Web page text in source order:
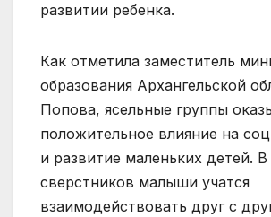
развитии ребенка.
Как отметила заместитель
образования Архангельской
Попова, ясельные группы
положительное влияние на
и развитие маленьких детей. В
сверстников малыши учатся
взаимодействовать друг с